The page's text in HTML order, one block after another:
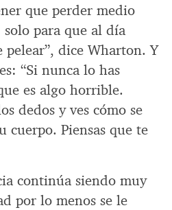
que perder medio
para que al día
pelear”, dice Wharton. Y
“Si nunca lo has
es algo horrible.
dedos y ves cómo se
cuerpo. Piensas que te
continúa siendo muy
por lo menos se le